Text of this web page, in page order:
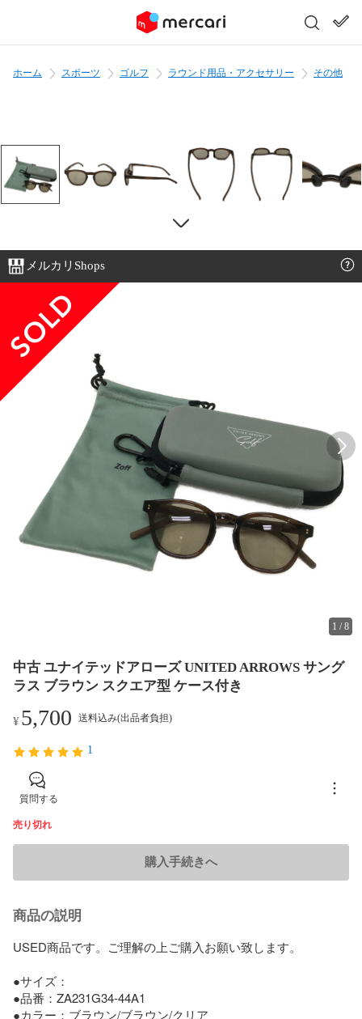
ホーム スポーツ ゴルフ ラウンド用品・アクセサリー その他
メルカリShops
1 /8
中古 ユナイテッドアローズ UNITED ARROWS サング
ラス ブラウン スクエア型 ケース付き
¥5,700 送料込み(出品者負担)
1
質問する
売り切れ
購入手続きへ
商品の説明
USED商品です。ご理解の上ご購入お願い致します。
●サイズ：
●品番：ZA231G34-44A1
●カラー：ブラウン/ブラウン/クリア